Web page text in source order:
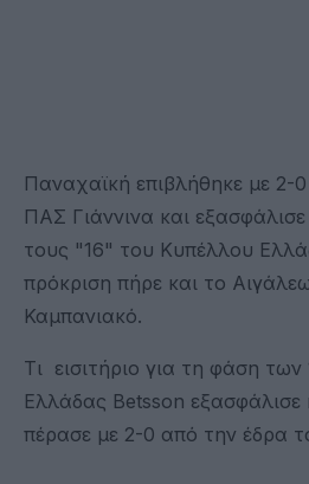
Παναχαϊκή επιβλήθηκε με 2-
ΠΑΣ Γιάννινα και εξασφάλισε
τους "16" του Κυπέλλου
πρόκριση πήρε και το
Καμπανιακό.
Τι εισιτήριο για τη φάση
Ελλάδας Betsson
πέρασε με 2-0 από την έδρα